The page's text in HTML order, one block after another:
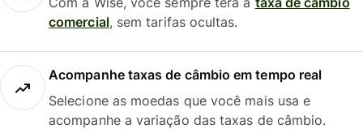
comercial, sem tarifas ocultas.
Acompanhe taxas de câmbio em tempo real
Selecione as moedas que você mais usa e
acompanhe a variação das taxas de câmbio.